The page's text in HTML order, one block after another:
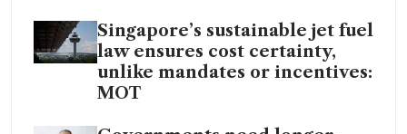
Singapore’s sustainable jet fuel
law ensures cost certainty,
unlike mandates or incentives:
MOT